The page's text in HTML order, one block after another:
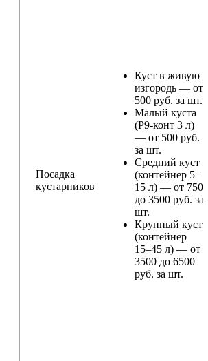
Посадка
кустарников
Куст в живую
изгородь — от
500 руб. за шт.
Малый куста
(Р9-конт 3 л)
— от 500 руб.
за шт.
Средний куст
(контейнер 5–
15 л) — от 750
до 3500 руб. за
шт.
Крупный куст
(контейнер
15–45 л) — от
3500 до 6500
руб. за шт.